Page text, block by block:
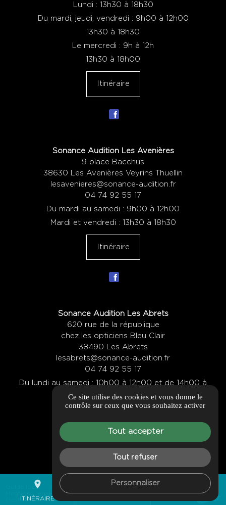
place
ITINÉRAIRE
mail
Lundi : 13h30 à 18h30
Du mardi, jeudi, vendredi : 9h00 à 12h00
13h30 à 18h30
Le mercredi : 9h à 12h
13h30 à 18h00
Itinéraire
Sonance Audition Les Avenières
9 place Bacchus
38630 Les Avenières Veyrins Thuellin
lesavenieres@sonance-audition.fr
04 74 92 55 17
Du mardi au samedi : 9h00 à 12h00
Mardi et vendredi : 13h30 à 18h30
Itinéraire
Sonance Audition Les Abrets
620 rue de la république
chez les opticiens Bleu Clair
38490 Les Abrets
lesabrets@sonance-audition.fr
04 74 92 55 17
Du lundi au samedi : 10h00 à 12h00 et de 14h00 à
19h00
Itinéraire
Guide local
Informations complémentaires
Mentions légales
Politique de confidentialité
Gestion des cookies
Ce site utilise des cookies et vous donne le
contrôle sur ceux que vous souhaitez activer
Tout accepter
Tout refuser
Personnaliser